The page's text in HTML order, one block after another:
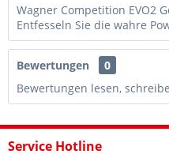
Wagner Competition EVO2
Entfesseln Sie die wahre
Bewertungen
0
Bewertungen lesen,
Service Hotline